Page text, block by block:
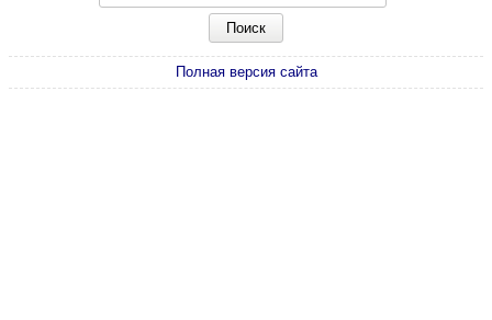
Полная версия сайта